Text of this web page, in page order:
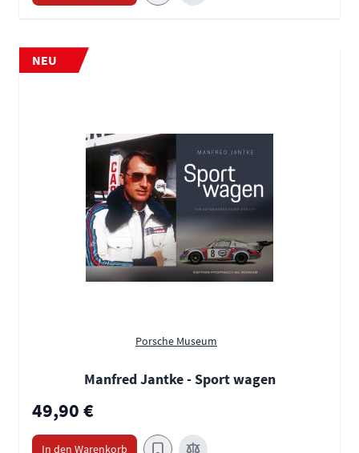
NEU
Porsche Museum
Manfred Jantke - Sport wagen
49,90 €
In den Warenkorb